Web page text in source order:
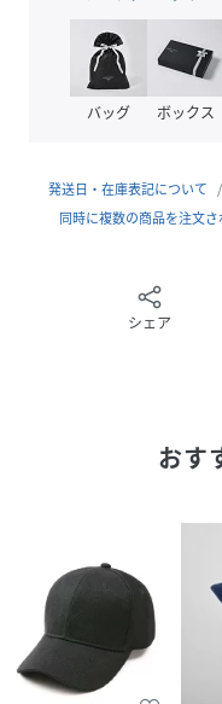
※環境に配慮し、最小
ご理解のほどよろしく
二つ折りの状態で梱包
て形を整えていただく
伸縮性なし
薄手
ン5%
クリーニング 洗濯
品番
バッグ ボックス
発送日・在庫表記について
同時に複数の商品を注文
シェア
おす